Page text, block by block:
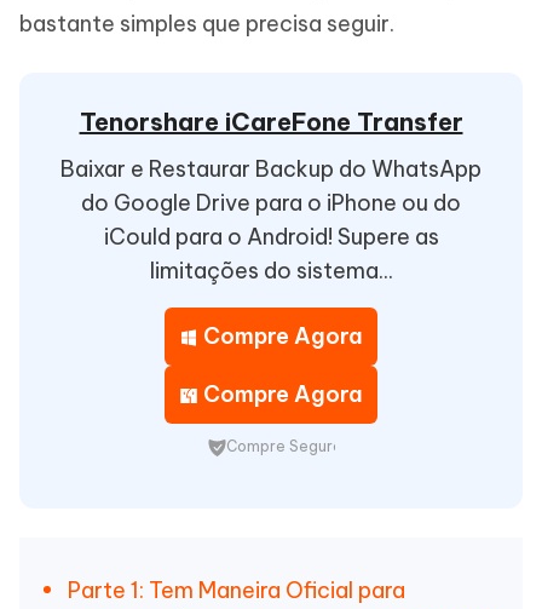
bastante simples que precisa seguir.
Tenorshare iCareFone Transfer
Baixar e Restaurar Backup do WhatsApp
do Google Drive para o iPhone ou do
iCould para o Android! Supere as
limitações do sistema...
Compre Agora
Compre Agora
Compre Seguro
Parte 1: Tem Maneira Oficial para